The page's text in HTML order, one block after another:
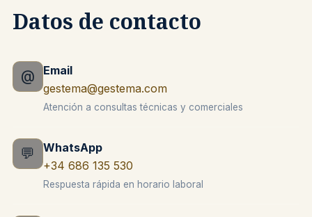
Datos de contacto
@
Email
gestema@gestema.com
Atención a consultas técnicas y comerciales
💬
WhatsApp
+34 686 135 530
Respuesta rápida en horario laboral